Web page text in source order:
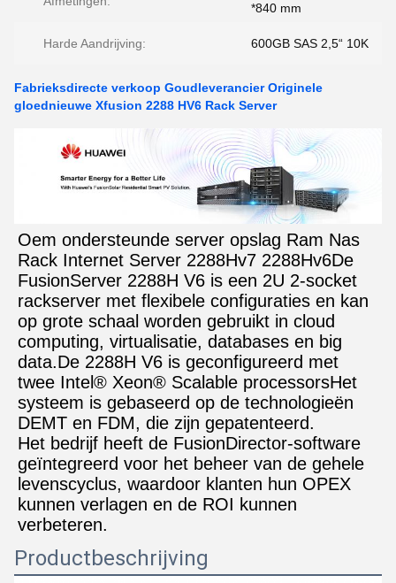
*840 mm
Harde Aandrijving: 600GB SAS 2,5“ 10K
Fabrieksdirecte verkoop Goudleverancier Originele
gloednieuwe Xfusion 2288 HV6 Rack Server
Oem ondersteunde server opslag Ram Nas
Rack Internet Server 2288Hv7 2288Hv6De
FusionServer 2288H V6 is een 2U 2-socket
rackserver met flexibele configuraties en kan
op grote schaal worden gebruikt in cloud
computing, virtualisatie, databases en big
data.De 2288H V6 is geconfigureerd met
twee Intel® Xeon® Scalable processorsHet
systeem is gebaseerd op de technologieën
DEMT en FDM, die zijn gepatenteerd.
Het bedrijf heeft de FusionDirector-software
geïntegreerd voor het beheer van de gehele
levenscyclus, waardoor klanten hun OPEX
kunnen verlagen en de ROI kunnen
verbeteren.
Productbeschrijving